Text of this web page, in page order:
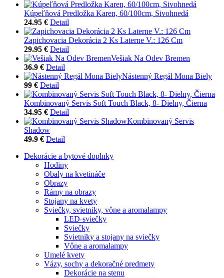
Kúpeľňová Predložka Karen, 60/100cm, Sivohnedá
24.95 € Detail
Zapichovacia Dekorácia 2 Ks Laterne V.: 126 Cm
29.95 € Detail
Vešiak Na Odev Bremen
36.9 € Detail
Nástenný Regál Mona Biely
99 € Detail
Kombinovaný Servis Soft Touch Black, 8- Dielny, Čierna
34.95 € Detail
Kombinovaný Servis
Shadow
49.9 € Detail
Dekorácie a bytové doplnky
Hodiny
Obaly na kvetináče
Obrazy
Rámy na obrazy
Stojany na kvety
Sviečky, svietniky, vône a aromalampy
LED-sviečky
Sviečky
Svietniky a stojany na sviečky
Vône a aromalampy
Umelé kvety
Vázy, sochy a dekoračné predmety
Dekorácie na stenu